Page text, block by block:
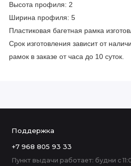
Высота профиля: 2
Ширина профиля: 5
Пластиковая багетная рамка
Срок изготовления зависит от
рамок в заказе от часа до 10 суток.
Поддержка
+7 968 805 93 33
Пункт выдачи работает: будни с